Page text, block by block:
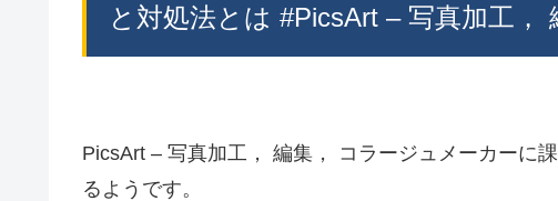
と対処法とは #PicsArt – 写真加工，
PicsArt – 写真加工， 編集， コラージュメーカーに
るようです。